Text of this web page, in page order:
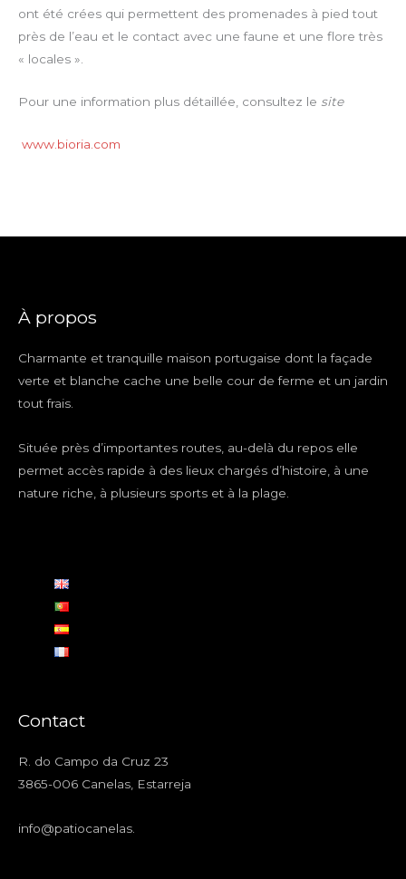
ont été crées qui permettent des promenades à pied tout
près de l’eau et le contact avec une faune et une flore très
« locales ».
Pour une information plus détaillée, consultez le site
www.bioria.com
À propos
Charmante et tranquille maison portugaise dont la façade
verte et blanche cache une belle cour de ferme et un jardin
tout frais.
Située près d’importantes routes, au-delà du repos elle
permet accès rapide à des lieux chargés d’histoire, à une
nature riche, à plusieurs sports et à la plage.
Contact
R. do Campo da Cruz 23
3865-006 Canelas, Estarreja
info@patiocanelas